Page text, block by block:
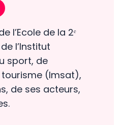
l’Ecole de la 2ᵉ
l’Institut
sport, de
tourisme (Imsat),
de ses acteurs,